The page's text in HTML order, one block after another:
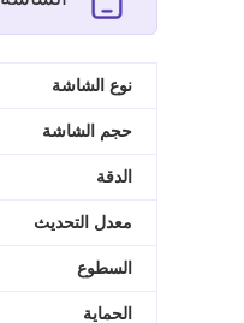
نوع الشاشة
حجم الشاشة
الدقة
معدل التحديث
السطوع
الحماية